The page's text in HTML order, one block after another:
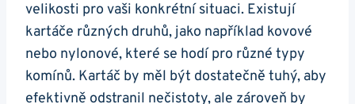
velikosti pro vaši konkrétní situaci. Existují
kartáče různých druhů, jako například kovové
nebo nylonové, které se hodí pro různé typy
komínů. Kartáč by měl být dostatečně tuhý, aby
efektivně odstranil nečistoty, ale zároveň by